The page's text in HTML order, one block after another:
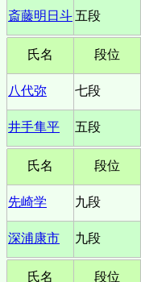
斎藤明日斗 五段
氏名 段位
八代弥
七段
井手隼平 五段
氏名 段位
先崎学
九段
深浦康市
九段
氏名 段位